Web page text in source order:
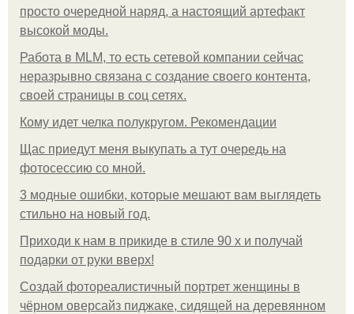
просто очередной наряд, а настоящий артефакт
высокой моды.
Работа в MLM, то есть сетевой компании сейчас
неразрывно связана с создание своего контента,
своей страницы в соц сетях.
Кому идет челка полукругом. Рекомендации
Щас приедут меня выкупать а тут очередь на
фотосессию со мной.
3 модные ошибки, которые мешают вам выглядеть
стильно на новый год.
Приходи к нам в прикиде в стиле 90 х и получай
подарки от руки вверх!
Создай фотореалистичный портрет женщины в
чёрном оверсайз пиджаке, сидящей на деревянном